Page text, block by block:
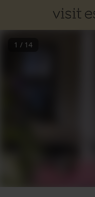
1 / 14